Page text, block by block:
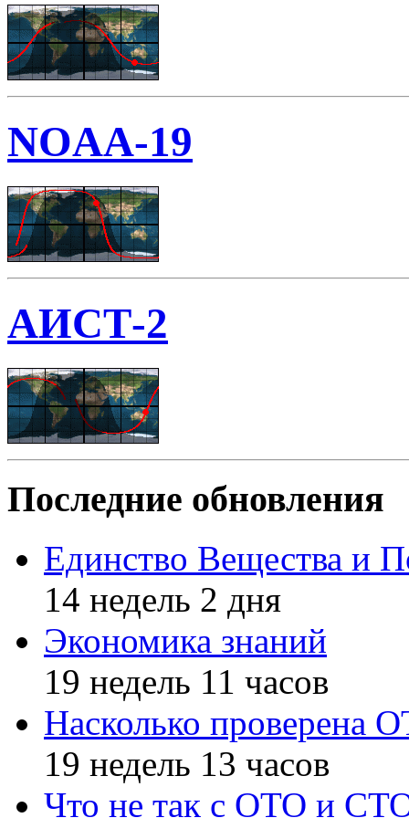
NOAA-19
АИСТ-2
Последние обновления
Единство Вещества и
14 недель 2 дня
Экономика знаний
19 недель 11 часов
Насколько проверена
19 недель 13 часов
Что не так с ОТО и